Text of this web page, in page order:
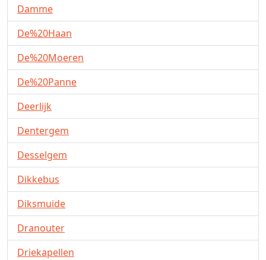
Damme
De%20Haan
De%20Moeren
De%20Panne
Deerlijk
Dentergem
Desselgem
Dikkebus
Diksmuide
Dranouter
Driekapellen